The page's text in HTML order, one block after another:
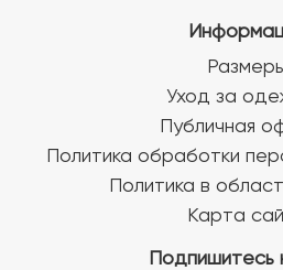
Уход за
Публичная
Политика обработки
Политика в
Карта
Подпишитесь